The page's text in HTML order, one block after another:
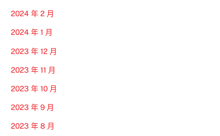
2024 年 2 月
2024 年 1 月
2023 年 12 月
2023 年 11 月
2023 年 10 月
2023 年 9 月
2023 年 8 月